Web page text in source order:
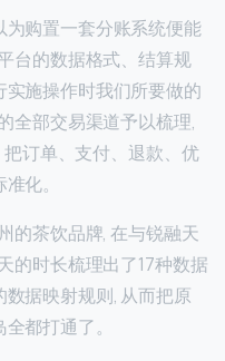
购置一套分账系统便能
台的数据格式、结算规
施操作时我们所要做的
全部交易渠道予以梳理,
订单、支付、退款、优
化。
的茶饮品牌, 在与锐融天
的时长梳理出了17种数据
据映射规则, 从而把原
都打通了。